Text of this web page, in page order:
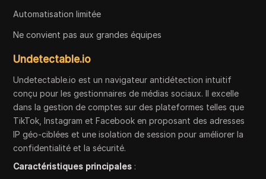
Automatisation limitée
Ne convient pas aux grandes équipes
Undetectable.io
Undetectable.io est un navigateur antidétection intuitif
conçu pour les gestionnaires de médias sociaux. Il excelle
dans la gestion de comptes sur des plateformes telles que
TikTok, Instagram et Facebook en proposant des adresses
IP géo-ciblées et une isolation de session pour améliorer la
confidentialité et la sécurité.
Caractéristiques principales :